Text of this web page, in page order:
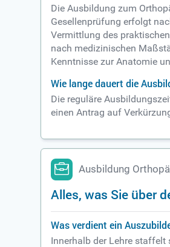
Die Ausbildung zum
Gesellenprüfung erfolgt
Vermittlung des
nach medizinischen
Kenntnisse zur Anatomie
Wie lange dauert die
Die reguläre
einen Antrag auf
Ausbildung
Alles, was Sie über
Was verdient ein
Innerhalb der Lehre